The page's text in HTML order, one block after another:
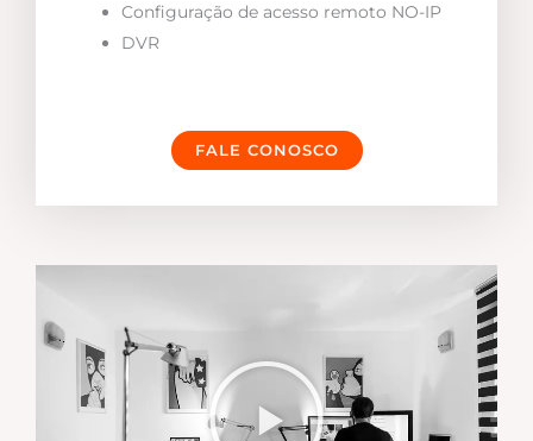
Configuração de acesso remoto NO-IP
DVR
FALE CONOSCO